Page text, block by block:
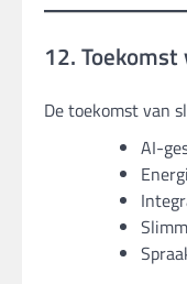
12.
De toekomst van
AI-